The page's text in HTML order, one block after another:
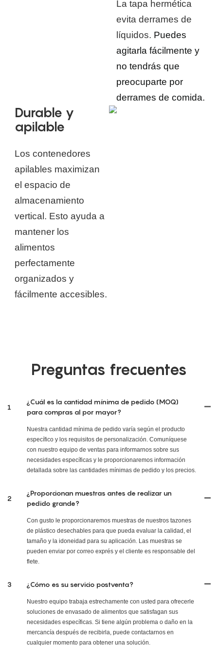
La tapa hermética
evita derrames de
líquidos. Puedes
agitarla fácilmente y
no tendrás que
preocuparte por
derrames de comida.
Durable y
apilable
Los contenedores
apilables maximizan
el espacio de
almacenamiento
vertical. Esto ayuda a
mantener los
alimentos
perfectamente
organizados y
fácilmente accesibles.
Preguntas frecuentes
1
¿Cuál es la cantidad mínima de pedido (MOQ)
para compras al por mayor?
Nuestra cantidad mínima de pedido varía según el producto
específico y los requisitos de personalización. Comuníquese
con nuestro equipo de ventas para informarnos sobre sus
necesidades específicas y le proporcionaremos información
detallada sobre las cantidades mínimas de pedido y los precios.
2
¿Proporcionan muestras antes de realizar un
pedido grande?
Con gusto le proporcionaremos muestras de nuestros tazones
de plástico desechables para que pueda evaluar la calidad, el
tamaño y la idoneidad para su aplicación. Las muestras se
pueden enviar por correo exprés y el cliente es responsable del
flete.
3 ¿Cómo es su servicio postventa?
Nuestro equipo trabaja estrechamente con usted para ofrecerle
soluciones de envasado de alimentos que satisfagan sus
necesidades específicas. Si tiene algún problema o daño en la
mercancía después de recibirla, puede contactarnos en
cualquier momento para obtener una solución.